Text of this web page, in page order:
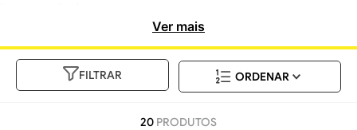
Ver mais
FILTRAR
20 PRODUTOS